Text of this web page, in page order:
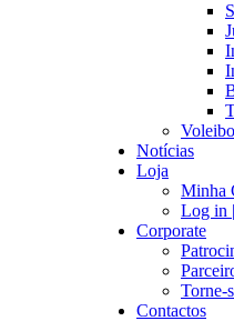
Notícias
Loja
Minha
Log in
Corporate
Torne-
Contactos